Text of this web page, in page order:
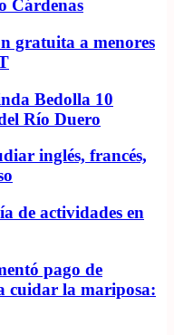
Cárdenas
gratuita a menores
Bedolla 10
Río Duero
inglés, francés,
de actividades en
pago de
cuidar la mariposa: